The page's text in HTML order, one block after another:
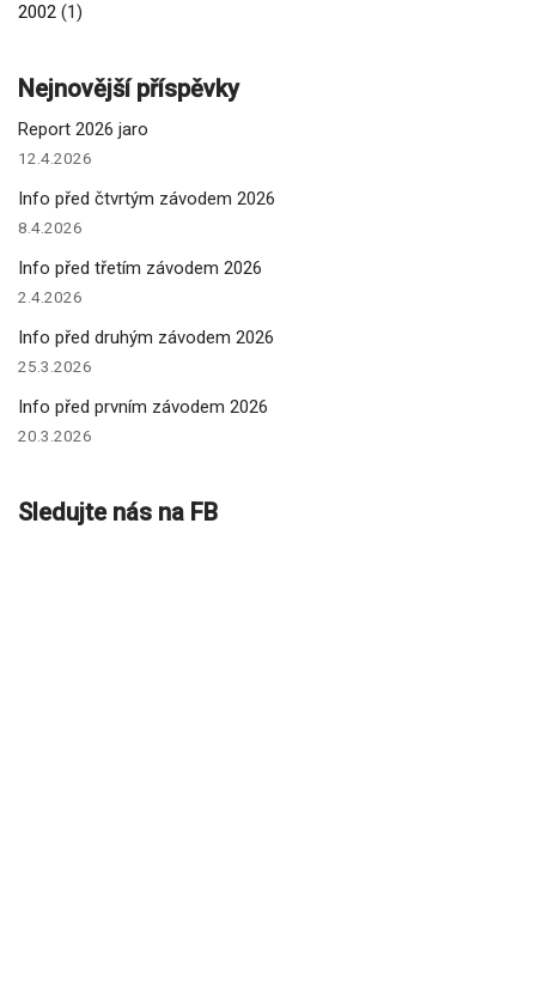
2002 (1)
Nejnovější příspěvky
Report 2026 jaro
12.4.2026
Info před čtvrtým závodem 2026
8.4.2026
Info před třetím závodem 2026
2.4.2026
Info před druhým závodem 2026
25.3.2026
Info před prvním závodem 2026
20.3.2026
Sledujte nás na FB